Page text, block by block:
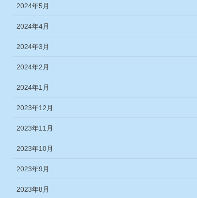
2024年5月
2024年4月
2024年3月
2024年2月
2024年1月
2023年12月
2023年11月
2023年10月
2023年9月
2023年8月